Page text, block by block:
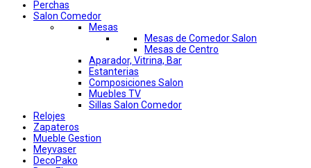
Perchas
Salon Comedor
Mesas
Mesas de Comedor Salon
Mesas de Centro
Aparador, Vitrina, Bar
Estanterias
Composiciones Salon
Muebles TV
Sillas Salon Comedor
Relojes
Zapateros
Mueble Gestion
Meyvaser
DecoPako